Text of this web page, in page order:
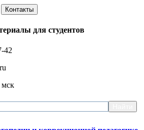
Контакты
для студентов
42